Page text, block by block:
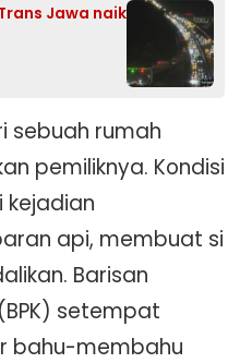
Jawa naik
sebuah rumah
pemiliknya. Kondisi
kejadian
api, membuat si
Barisan
setempat
bahu-membahu